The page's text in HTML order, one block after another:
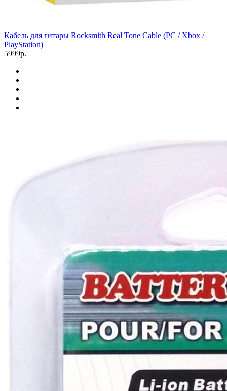
Кабель для гитары Rocksmith Real Tone Cable (PC / Xbox /
PlayStation)
5999р.